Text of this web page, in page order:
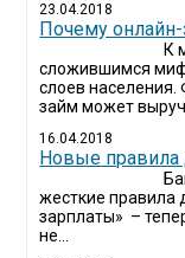
23.04.2018
Почему
К
сложившимся
слоев
займ может
16.04.2018
Новые
жесткие правила
зарплаты» –
не...